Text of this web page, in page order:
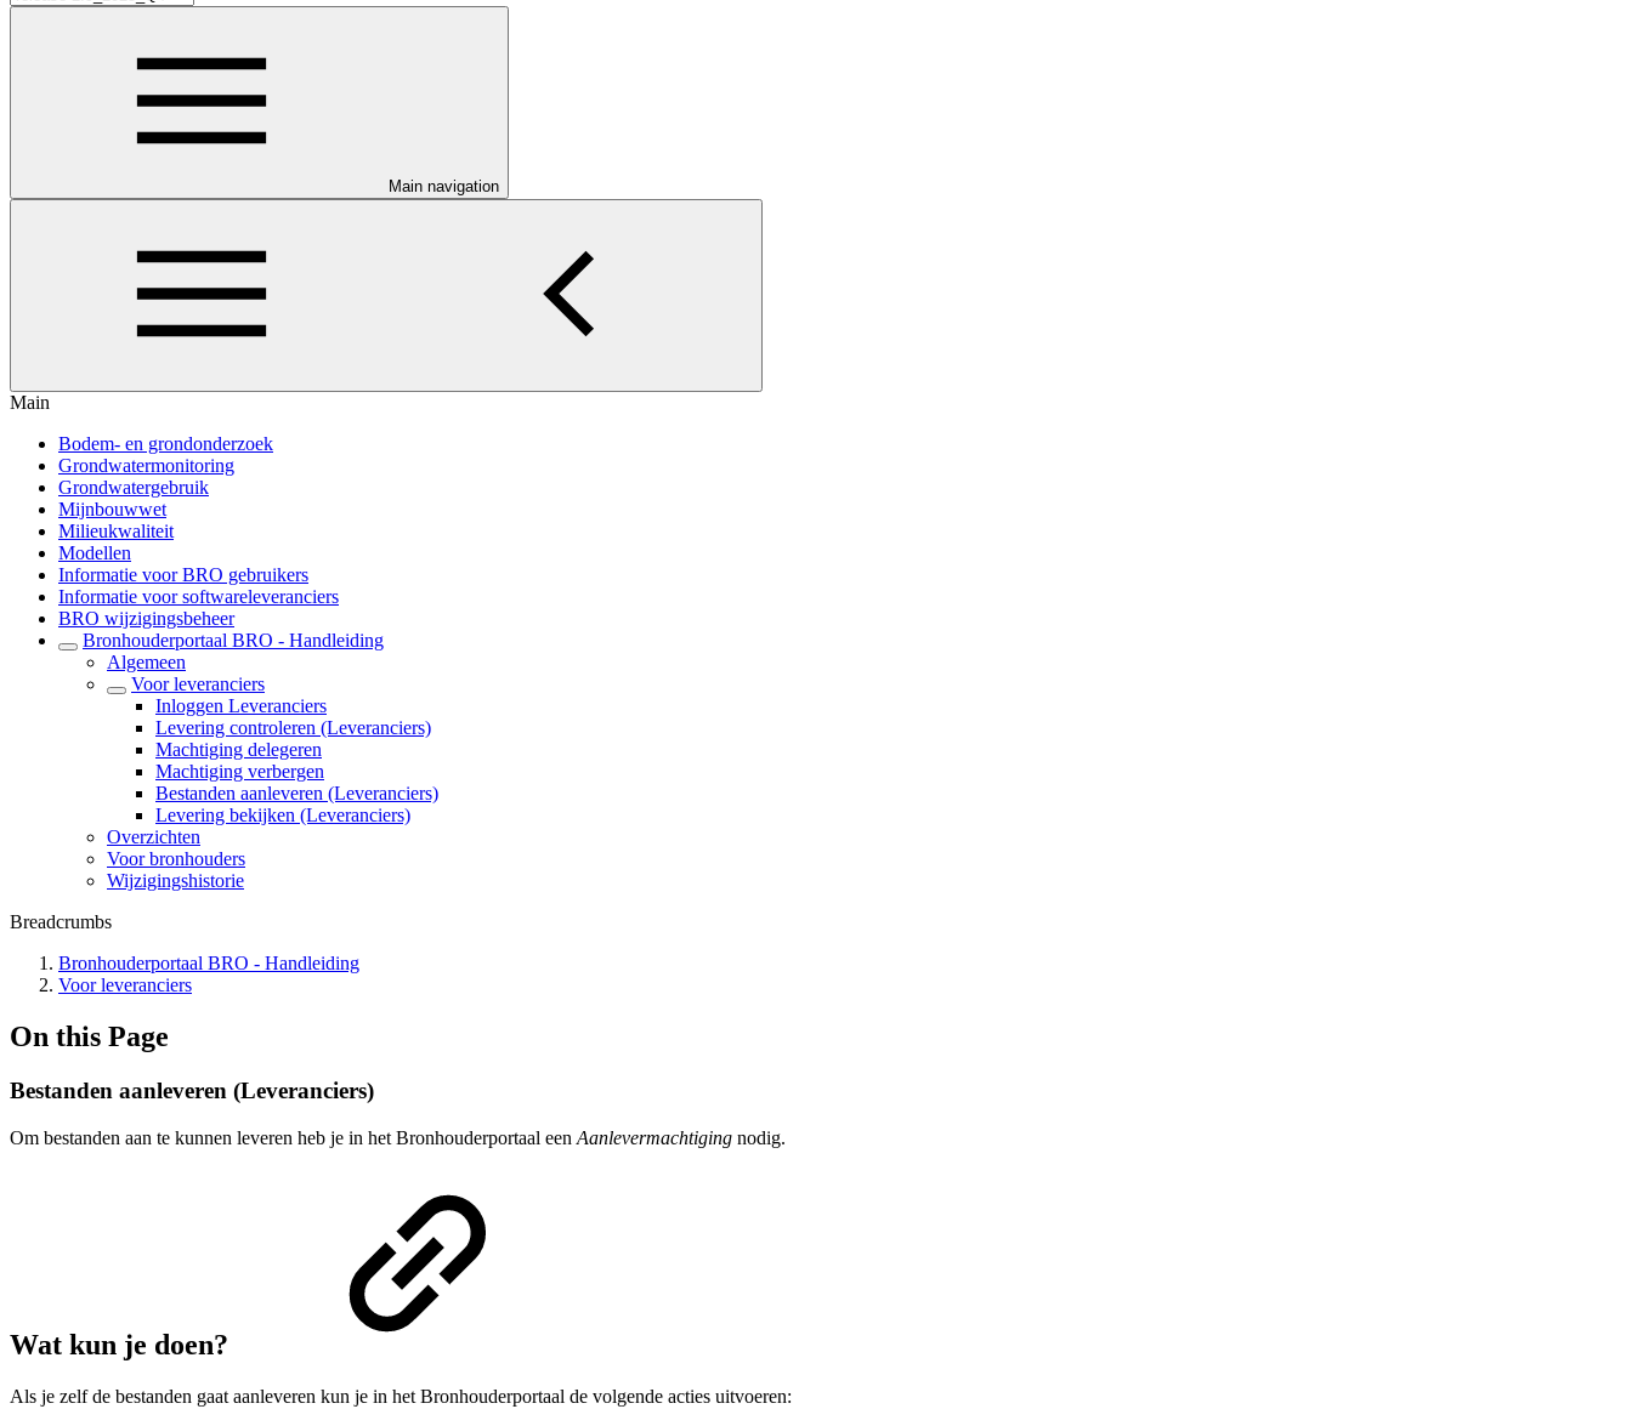
Main navigation
Main
Bodem- en grondonderzoek
Grondwatermonitoring
Grondwatergebruik
Mijnbouwwet
Milieukwaliteit
Modellen
Informatie voor BRO gebruikers
Informatie voor softwareleveranciers
BRO wijzigingsbeheer
Bronhouderportaal BRO - Handleiding
Algemeen
Voor leveranciers
Inloggen Leveranciers
Levering controleren (Leveranciers)
Machtiging delegeren
Machtiging verbergen
Bestanden aanleveren (Leveranciers)
Levering bekijken (Leveranciers)
Overzichten
Voor bronhouders
Wijzigingshistorie
Breadcrumbs
Bronhouderportaal BRO - Handleiding
Voor leveranciers
On this Page
Bestanden aanleveren (Leveranciers)
Om bestanden aan te kunnen leveren heb je in het Bronhouderportaal een Aanlevermachtiging nodig.
Wat kun je doen?
Als je zelf de bestanden gaat aanleveren kun je in het Bronhouderportaal de volgende acties uitvoeren: